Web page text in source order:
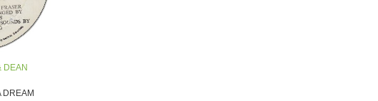
DEAN
DREAM